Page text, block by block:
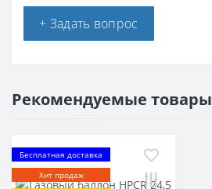
+ Задать вопрос
Рекомендуемые товары
Бесплатная доставка
Хит продаж